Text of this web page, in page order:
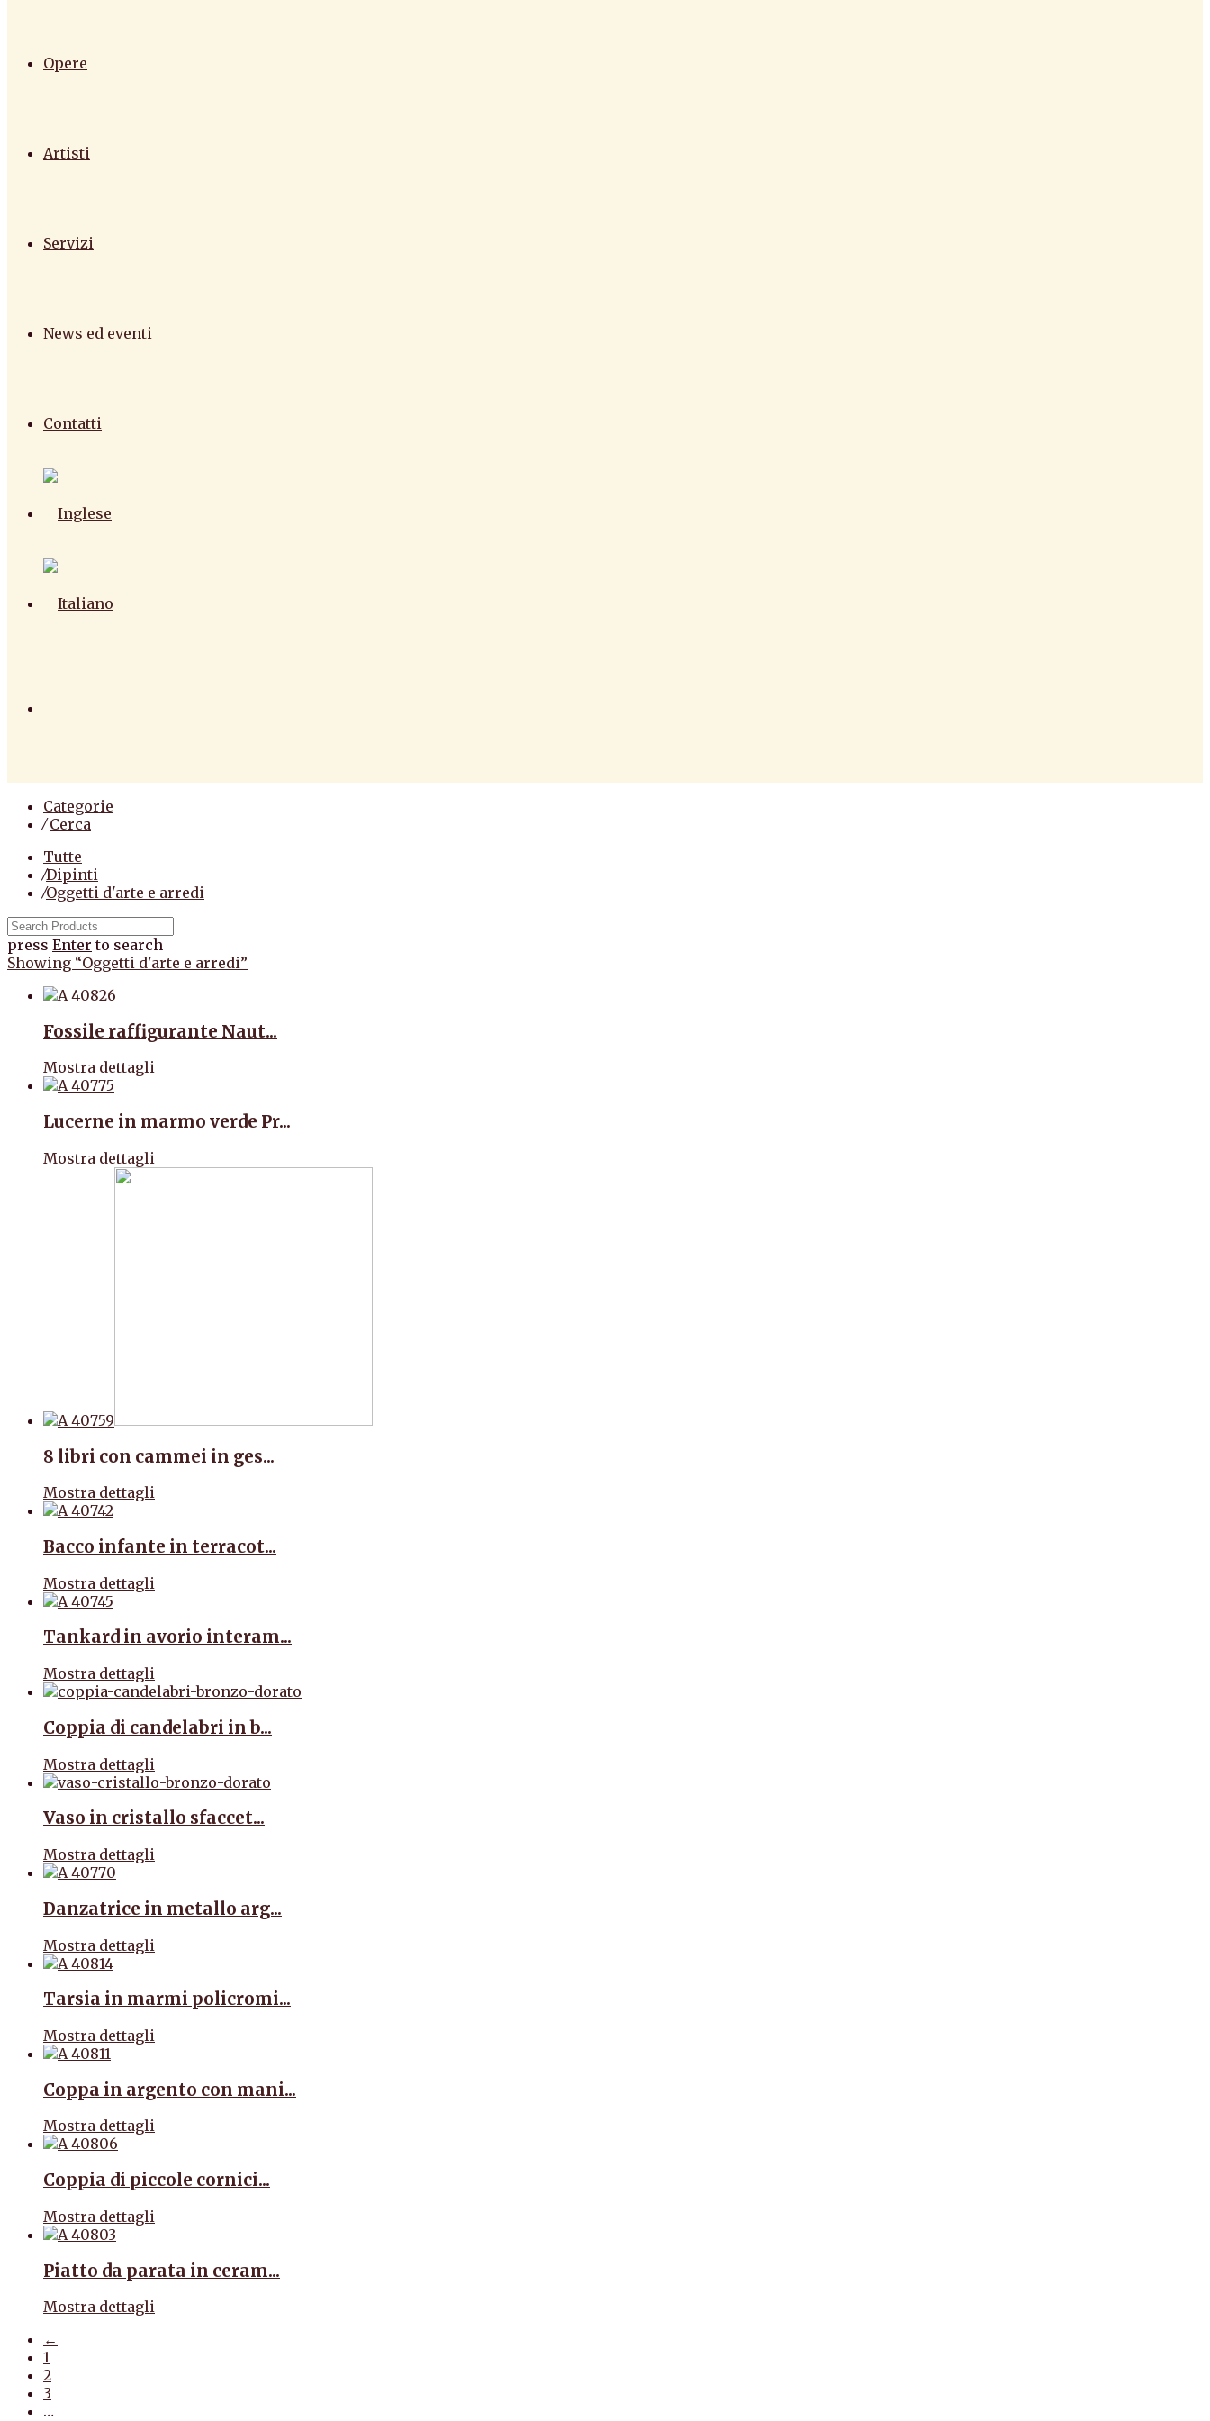
Opere
Artisti
Servizi
News ed eventi
Contatti
Categorie
⁄ Cerca
Tutte
⁄Dipinti
⁄Oggetti d'arte e arredi
press Enter to search
Showing “Oggetti d'arte e arredi”
Fossile raffigurante Naut...
Mostra dettagli
Lucerne in marmo verde Pr...
Mostra dettagli
8 libri con cammei in ges...
Mostra dettagli
Bacco infante in terracot...
Mostra dettagli
Tankard in avorio interam...
Mostra dettagli
Coppia di candelabri in b...
Mostra dettagli
Vaso in cristallo sfaccet...
Mostra dettagli
Danzatrice in metallo arg...
Mostra dettagli
Tarsia in marmi policromi...
Mostra dettagli
Coppa in argento con mani...
Mostra dettagli
Coppia di piccole cornici...
Mostra dettagli
Piatto da parata in ceram...
Mostra dettagli
←
1
2
3
…